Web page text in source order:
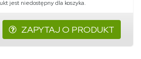
jest niedostępny dla koszyka.
ZAPYTAJ O PRODUKT